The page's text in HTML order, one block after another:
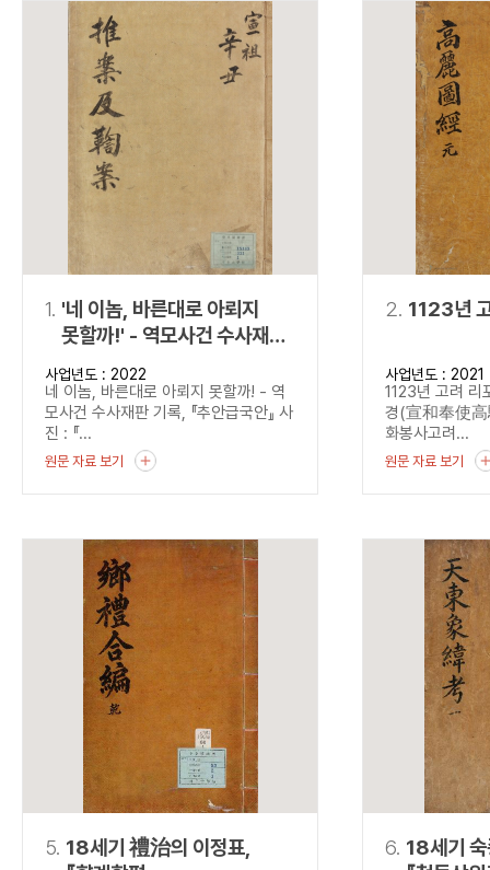
검색 연산자 사용안내
정조 AND 정약용
“정조”와 “정약
“정조” 또는 “
NOT 정조 NOT 정약용
“정조”가 나온
료를 검색
1. '네 이놈, 바른대로 아뢰지
못할까!' - 역모사건 수사재판
기록, 『추안급국안』
사업년도 : 2022
네 이놈, 바른대로 아뢰지 못할까! - 역
모사건 수사재판 기록, 『추안급국안』 사
진 : 『...
원문 자료 보기
2. 1123년
사업년도 : 2021
1123년 고려 리
경(宣和奉使高
화봉사고려...
원문 자료 보기
5. 18세기 禮治의 이정표,
6. 18세기